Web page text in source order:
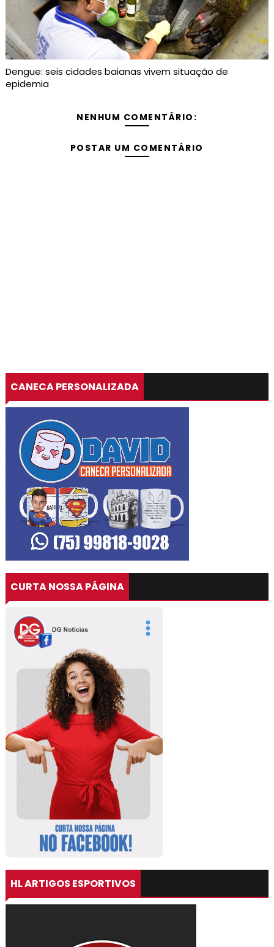
Dengue: seis cidades baianas vivem situação de
epidemia
NENHUM COMENTÁRIO:
POSTAR UM COMENTÁRIO
CANECA PERSONALIZADA
CURTA NOSSA PÁGINA
HL ARTIGOS ESPORTIVOS